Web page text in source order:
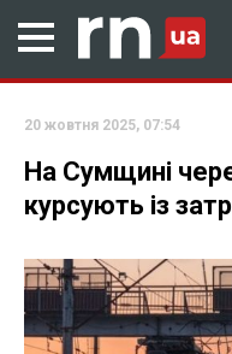
20 жовтня 2025, 07:54
На Сумщині
курсують із